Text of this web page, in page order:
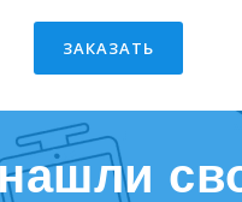
ЗАКАЗАТЬ